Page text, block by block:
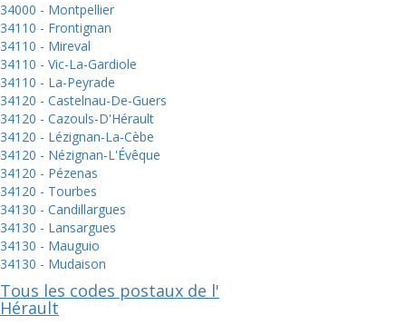
34000 - Montpellier
34110 - Frontignan
34110 - Mireval
34110 - Vic-La-Gardiole
34110 - La-Peyrade
34120 - Castelnau-De-Guers
34120 - Cazouls-D'Hérault
34120 - Lézignan-La-Cèbe
34120 - Nézignan-L'Évêque
34120 - Pézenas
34120 - Tourbes
34130 - Candillargues
34130 - Lansargues
34130 - Mauguio
34130 - Mudaison
Tous les codes postaux de l'
Hérault